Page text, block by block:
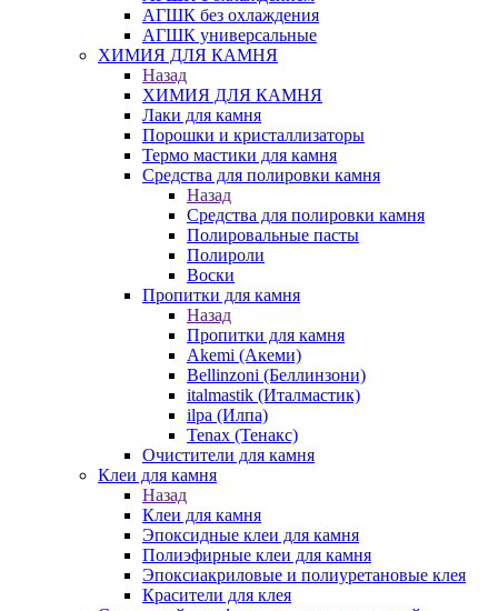
АГШК без охлаждения
АГШК универсальные
ХИМИЯ ДЛЯ КАМНЯ
Назад
ХИМИЯ ДЛЯ КАМНЯ
Лаки для камня
Порошки и кристаллизаторы
Термо мастики для камня
Средства для полировки камня
Назад
Средства для полировки камня
Полировальные пасты
Полироли
Воски
Пропитки для камня
Назад
Пропитки для камня
Akemi (Акеми)
Bellinzoni (Беллинзони)
italmastik (Италмастик)
ilpa (Илпа)
Tenax (Тенакс)
Очистители для камня
Клеи для камня
Назад
Клеи для камня
Эпоксидные клеи для камня
Полиэфирные клеи для камня
Эпоксиакриловые и полиуретановые клея
Красители для клея